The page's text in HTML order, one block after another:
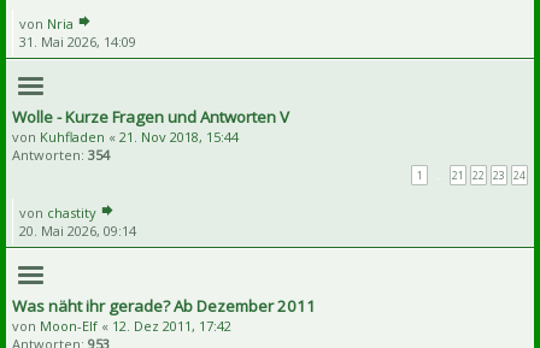
von Nria
31. Mai 2026, 14:09
Wolle - Kurze Fragen und Antworten V
von Kuhfladen « 21. Nov 2018, 15:44
Antworten: 354
1 21 22 23 24
von chastity
20. Mai 2026, 09:14
Was näht ihr gerade? Ab Dezember 2011
von Moon-Elf « 12. Dez 2011, 17:42
Antworten: 953